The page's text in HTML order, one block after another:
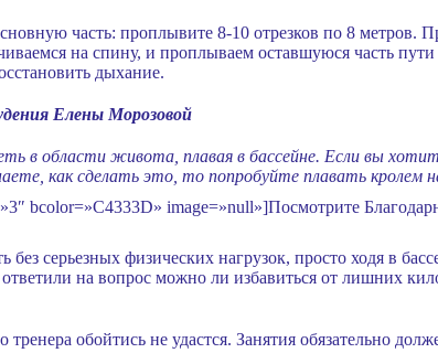
часть: проплывите 8-10 отрезков по 8 метров.
на спину, и проплываем оставшуюся часть
дыхание.
Елены Морозовой
в области живота, плавая в бассейне. Если вы
как сделать это, то попробуйте плавать кролем
bcolor=»C4333D» image=»null»]Посмотрите
серьезных физических нагрузок, просто ходя в
на вопрос можно ли избавиться от лишних
обойтись не удастся. Занятия обязательно